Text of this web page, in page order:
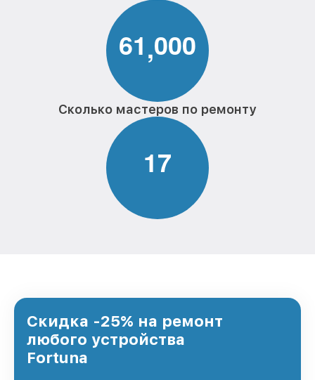
61,000
Сколько мастеров по ремонту
17
Скидка -25% на ремонт
любого устройства
Fortuna